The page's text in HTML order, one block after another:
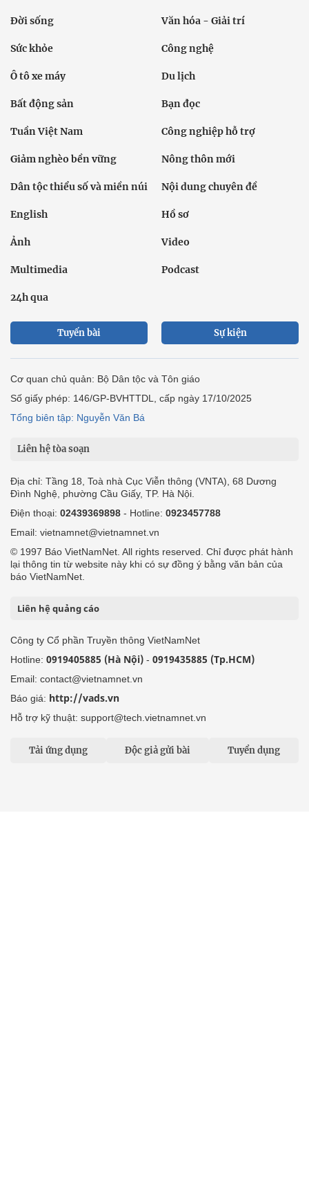
Đời sống Văn hóa - Giải trí
Sức khỏe Công nghệ
Ô tô xe máy Du lịch
Bất động sản Bạn đọc
Tuần Việt Nam Công nghiệp hỗ trợ
Giảm nghèo bền vững Nông thôn mới
Dân tộc thiểu số và miền núi Nội dung chuyên đề
English Hồ sơ
Ảnh Video
Multimedia Podcast
24h qua
Tuyến bài Sự kiện
Cơ quan chủ quản: Bộ Dân tộc và Tôn giáo
Số giấy phép: 146/GP-BVHTTDL, cấp ngày 17/10/2025
Tổng biên tập: Nguyễn Văn Bá
Liên hệ tòa soạn
Địa chỉ: Tầng 18, Toà nhà Cục Viễn thông (VNTA), 68 Dương
Đình Nghệ, phường Cầu Giấy, TP. Hà Nội.
Điện thoại: 02439369898 - Hotline: 0923457788
Email: vietnamnet@vietnamnet.vn
© 1997 Báo VietNamNet. All rights reserved. Chỉ được phát hành
lại thông tin từ website này khi có sự đồng ý bằng văn bản của
báo VietNamNet.
Liên hệ quảng cáo
Công ty Cổ phần Truyền thông VietNamNet
Hotline: 0919405885 (Hà Nội) - 0919435885 (Tp.HCM)
Email: contact@vietnamnet.vn
Báo giá: http://vads.vn
Hỗ trợ kỹ thuật: support@tech.vietnamnet.vn
Tải ứng dụng Độc giả gửi bài Tuyển dụng